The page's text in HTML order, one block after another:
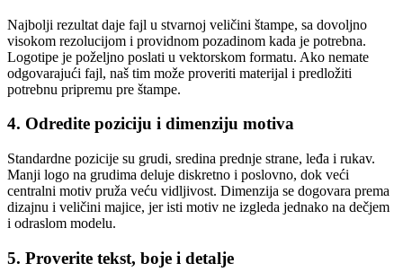
Najbolji rezultat daje fajl u stvarnoj veličini štampe, sa dovoljno
visokom rezolucijom i providnom pozadinom kada je potrebna.
Logotipe je poželjno poslati u vektorskom formatu. Ako nemate
odgovarajući fajl, naš tim može proveriti materijal i predložiti
potrebnu pripremu pre štampe.
4. Odredite poziciju i dimenziju motiva
Standardne pozicije su grudi, sredina prednje strane, leđa i rukav.
Manji logo na grudima deluje diskretno i poslovno, dok veći
centralni motiv pruža veću vidljivost. Dimenzija se dogovara prema
dizajnu i veličini majice, jer isti motiv ne izgleda jednako na dečjem
i odraslom modelu.
5. Proverite tekst, boje i detalje